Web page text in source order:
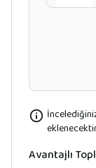
Avantajlı